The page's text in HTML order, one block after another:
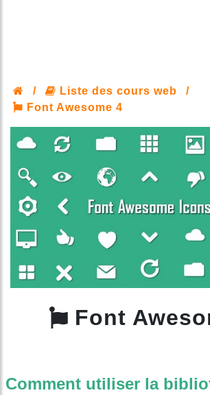
/ Liste des cours web
/
Font Awesome 4
Font
Comment utiliser la